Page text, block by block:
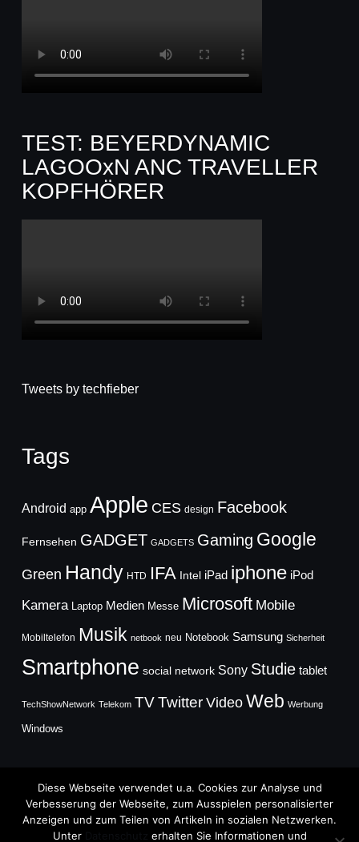
TEST: BEYERDYNAMIC
LAGOOxN ANC TRAVELLER
KOPFHÖRER
Tweets by techfieber
Tags
Android app Apple CES design Facebook
Fernsehen GADGET GADGETS Gaming Google
Green Handy HTD IFA Intel iPad iphone iPod
Kamera Laptop Medien Messe Microsoft Mobile
Mobiltelefon Musik netbook neu Notebook Samsung Sicherheit
Smartphone social network Sony Studie tablet
TechShowNetwork Telekom TVTwitter Video Web Werbung
Windows
Copyright © 2026
Diese Webseite verwendet u.a. Cookies zur Analyse und
Verbesserung der Webseite, zum Ausspielen personalisierter
Anzeigen und zum Teilen von Artikeln in sozialen Netzwerken.
Unter
erhalten Sie Informationen und